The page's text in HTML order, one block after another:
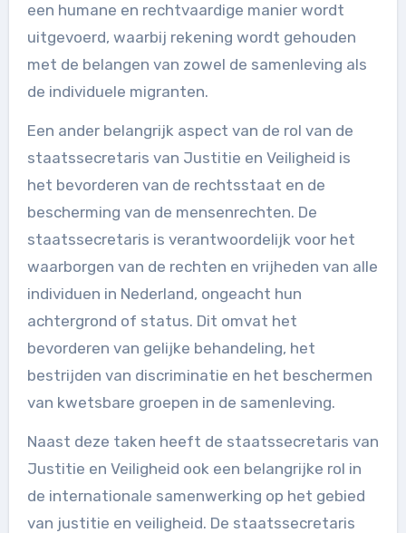
een humane en rechtvaardige manier wordt
uitgevoerd, waarbij rekening wordt gehouden
met de belangen van zowel de samenleving als
de individuele migranten.
Een ander belangrijk aspect van de rol van de
staatssecretaris van Justitie en Veiligheid is
het bevorderen van de rechtsstaat en de
bescherming van de mensenrechten. De
staatssecretaris is verantwoordelijk voor het
waarborgen van de rechten en vrijheden van alle
individuen in Nederland, ongeacht hun
achtergrond of status. Dit omvat het
bevorderen van gelijke behandeling, het
bestrijden van discriminatie en het beschermen
van kwetsbare groepen in de samenleving.
Naast deze taken heeft de staatssecretaris van
Justitie en Veiligheid ook een belangrijke rol in
de internationale samenwerking op het gebied
van justitie en veiligheid. De staatssecretaris